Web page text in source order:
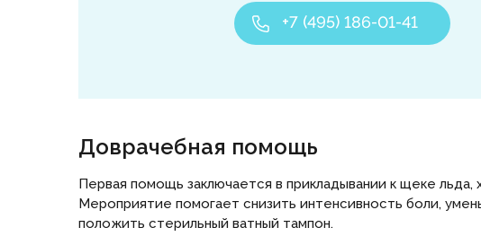
+7 (495) 186-01-41
Доврачебная помощь
Первая помощь заключается в прикладывании к щеке
Мероприятие помогает снизить интенсивность боли,
положить стерильный ватный тампон.